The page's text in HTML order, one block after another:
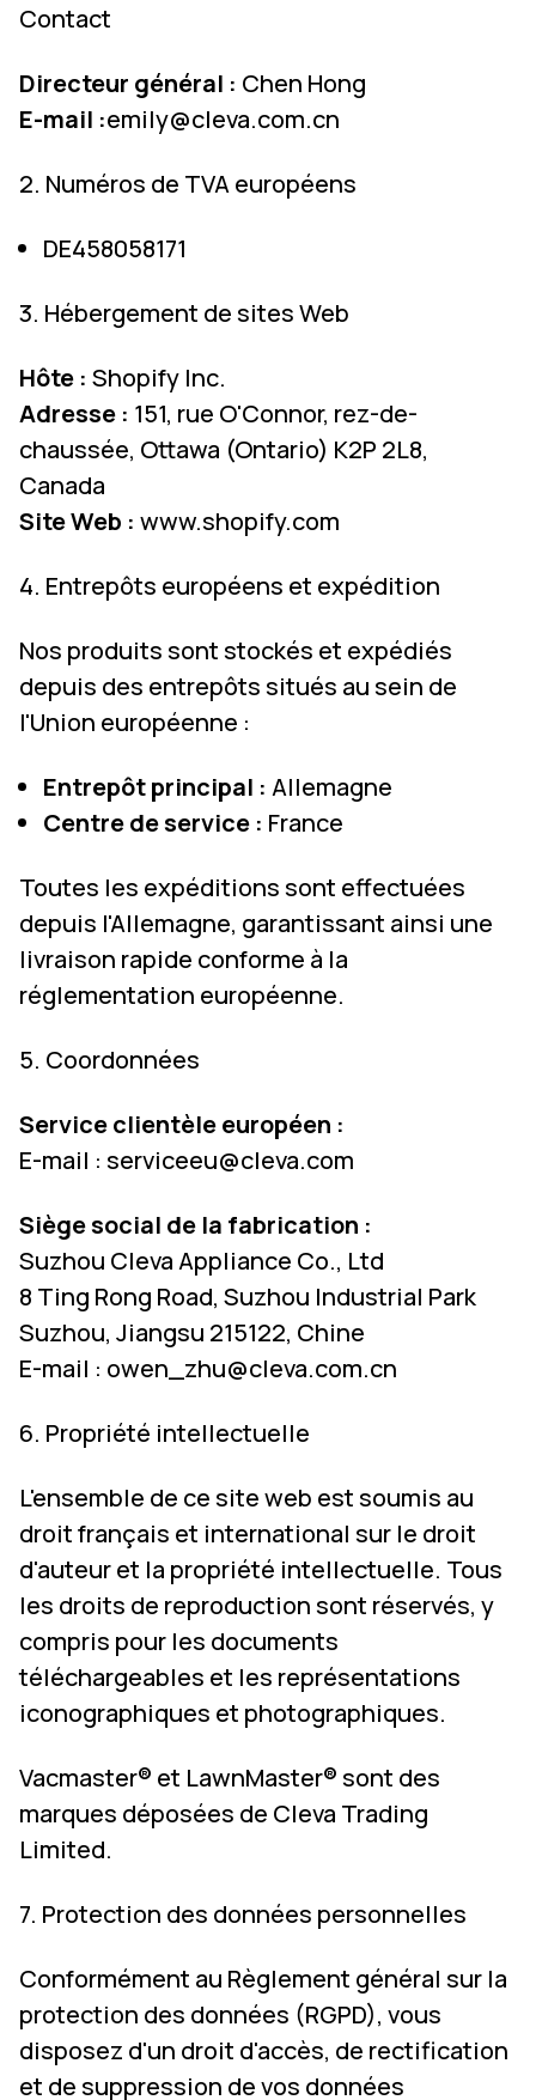
Contact
Directeur général : Chen Hong
E-mail :emily@cleva.com.cn
2. Numéros de TVA européens
DE458058171
3. Hébergement de sites Web
Hôte : Shopify Inc.
Adresse : 151, rue O'Connor, rez-de-
chaussée, Ottawa (Ontario) K2P 2L8,
Canada
Site Web : www.shopify.com
4. Entrepôts européens et expédition
Nos produits sont stockés et expédiés
depuis des entrepôts situés au sein de
l'Union européenne :
Entrepôt principal : Allemagne
Centre de service : France
Toutes les expéditions sont effectuées
depuis l'Allemagne, garantissant ainsi une
livraison rapide conforme à la
réglementation européenne.
5. Coordonnées
Service clientèle européen :
E-mail : serviceeu@cleva.com
Siège social de la fabrication :
Suzhou Cleva Appliance Co., Ltd
8 Ting Rong Road, Suzhou Industrial Park
Suzhou, Jiangsu 215122, Chine
E-mail : owen_zhu@cleva.com.cn
6. Propriété intellectuelle
L'ensemble de ce site web est soumis au
droit français et international sur le droit
d'auteur et la propriété intellectuelle. Tous
les droits de reproduction sont réservés, y
compris pour les documents
téléchargeables et les représentations
iconographiques et photographiques.
Vacmaster® et LawnMaster® sont des
marques déposées de Cleva Trading
Limited.
7. Protection des données personnelles
Conformément au Règlement général sur la
protection des données (RGPD), vous
disposez d'un droit d'accès, de rectification
et de suppression de vos données